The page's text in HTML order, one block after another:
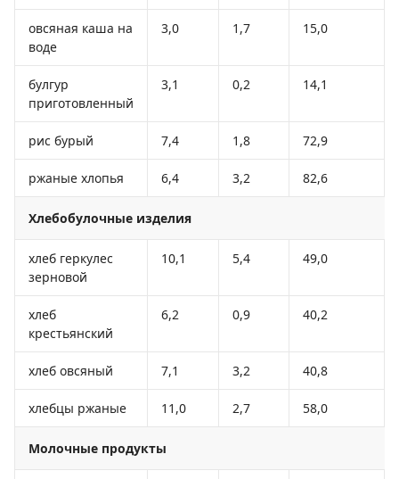
овсяная каша на
воде
3,0 1,7 15,0
булгур
приготовленный
3,1 0,2 14,1
рис бурый 7,4 1,8 72,9
ржаные хлопья 6,4 3,2 82,6
Хлебобулочные изделия
хлеб геркулес
зерновой
10,1 5,4 49,0
хлеб
крестьянский
6,2 0,9 40,2
хлеб овсяный 7,1 3,2 40,8
хлебцы ржаные 11,0 2,7 58,0
Молочные продукты